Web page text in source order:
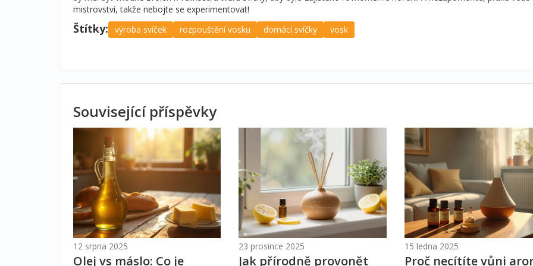
mistrovství, takže nebojte se experimentovat!
Štítky: výroba svíček rozpouštění vosku domácí svíčky vosk
Související příspěvky
12 srpna 2025
Olej vs máslo: Co je
23 prosince 2025
Jak přírodně provonět
15 ledna 2025
Proč necítíte vůni